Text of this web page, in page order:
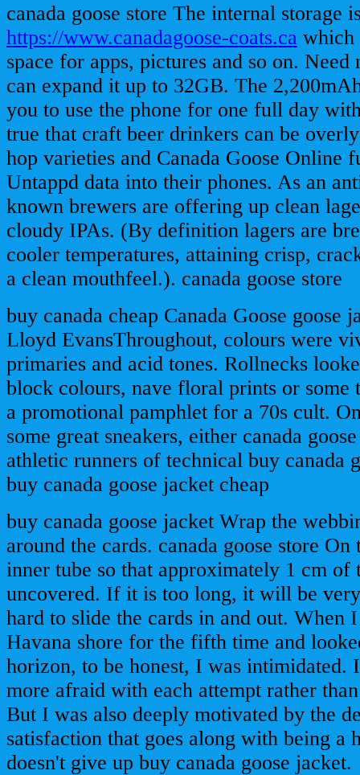
canada goose store The internal storage
https://www.canadagoose-coats.ca which
space for apps, pictures and so on. Need
can expand it up to 32GB. The
you to use the phone for one full day
true that craft beer drinkers can be
hop varieties and Canada Goose Online
Untappd data into their phones. As an
known brewers are offering up clean
cloudy IPAs. (By definition lagers are
cooler temperatures, attaining crisp,
a clean mouthfeel.). canada goose store
buy canada cheap Canada Goose goose
Lloyd EvansThroughout, colours were
primaries and acid tones. Rollnecks
block colours, nave floral prints or some
a promotional pamphlet for a 70s cult.
some great sneakers, either canada
athletic runners of technical buy canada
buy canada goose jacket cheap
buy canada goose jacket Wrap the
around the cards. canada goose store
inner tube so that approximately 1 cm of
uncovered. If it is too long, it will be very
hard to slide the cards in and out. When
Havana shore for the fifth time and
horizon, to be honest, I was intimidated.
more afraid with each attempt rather
But I was also deeply motivated by the
satisfaction that goes along with being a
doesn't give up buy canada goose jacket.